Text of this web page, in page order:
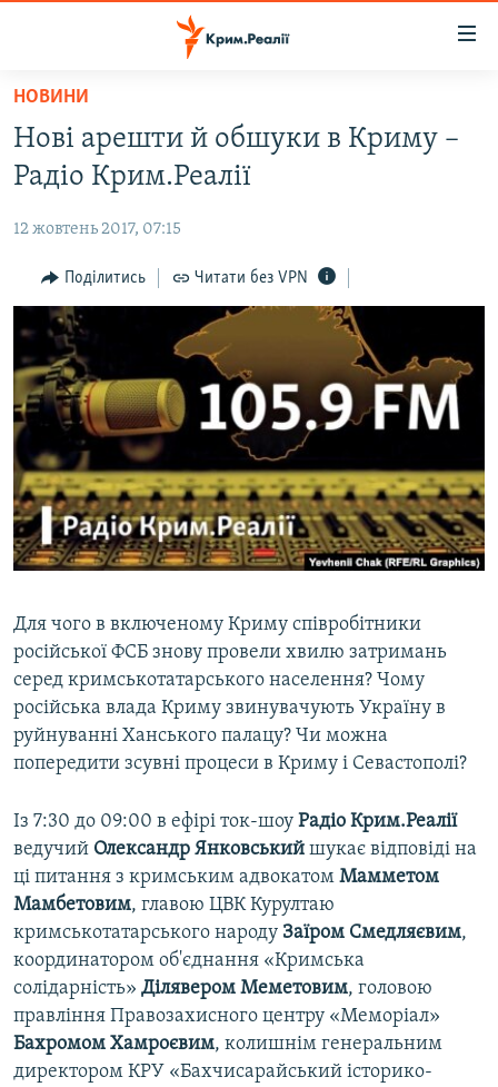
Перейти
основного
матеріалу
до
навігації
Перейти
пошуку
ВОДА.КРИМ
ВІДЕО ТА ФОТО
ПОЛІТИКА
БЛОГИ
ПОГЛЯД
ІНТЕРВ'Ю
ВСЕ ЗА ДЕНЬ
СПЕЦПРОЕКТИ
ДЕПОРТАЦІЯ
ВІДЕОУРОКИ «ELIFBE»
СВІДЧЕННЯ ОКУПАЦІЇ
ЯК ОБІЙТИ БЛОКУВАННЯ
Русский
Qırımtatar
ДОЛУЧАЙСЯ!
Усі сайти RFE/RL
НОВИНИ
Нові арешти й обшуки в Криму –
Радіо Крим.Реалії
12 жовтень 2017, 07:15
Поділитись Читати без VPN
Для чого в включеному Криму співробітники
російської ФСБ знову провели хвилю затримань
серед кримськотатарського населення? Чому
російська влада Криму звинувачують Україну в
руйнуванні Ханського палацу? Чи можна
попередити зсувні процеси в Криму і Севастополі?
Із 7:30 до 09:00 в ефірі ток-шоу Радіо Крим.Реалії
ведучий Олександр Янковський шукає відповіді на
ці питання з кримським адвокатом Мамметом
Мамбетовим, главою ЦВК Курултаю
кримськотатарського народу Заїром Смедляєвим,
координатором об'єднання «Кримська
солідарність» Ділявером Меметовим, головою
правління Правозахисного центру «Меморіал»
Бахромом Хамроєвим, колишнім генеральним
директором КРУ «Бахчисарайський історико-